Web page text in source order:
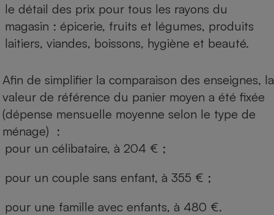
le détail des prix pour tous les rayons du
magasin : épicerie, fruits et légumes, produits
laitiers, viandes, boissons, hygiène et beauté.
Afin de simplifier la comparaison des enseignes, la
valeur de référence du panier moyen a été fixée
(dépense mensuelle moyenne selon le type de
ménage) :
pour un célibataire, à 204 € ;
pour un couple sans enfant, à 355 € ;
pour une famille avec enfants, à 480 €.